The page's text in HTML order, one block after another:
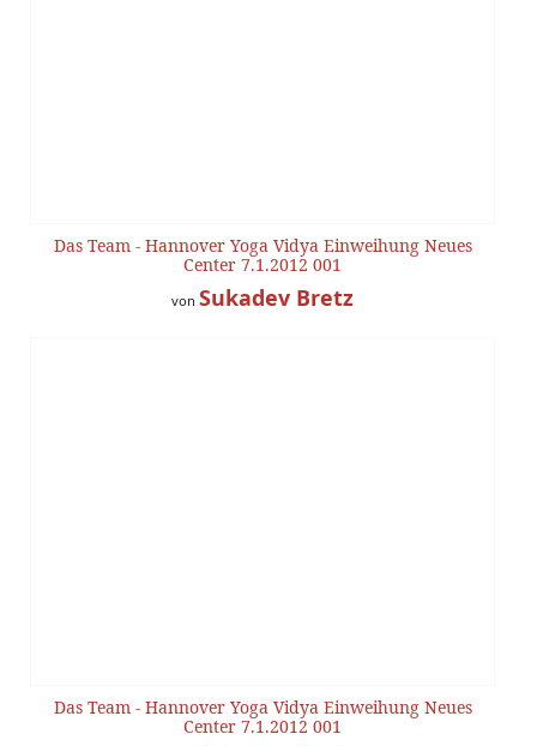
Das Team - Hannover Yoga Vidya Einweihung Neues
Center 7.1.2012 001
von Sukadev Bretz
Das Team - Hannover Yoga Vidya Einweihung Neues
Center 7.1.2012 001